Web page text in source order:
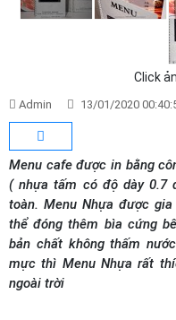
Click
Admin 13/01/2020
Menu cafe được in bằng
( nhựa tấm có độ dày 0.7
toàn. Menu Nhựa được
thể đóng thêm bìa cứng
bản chất không thấm
mực thì Menu Nhựa rất
ngoài trời